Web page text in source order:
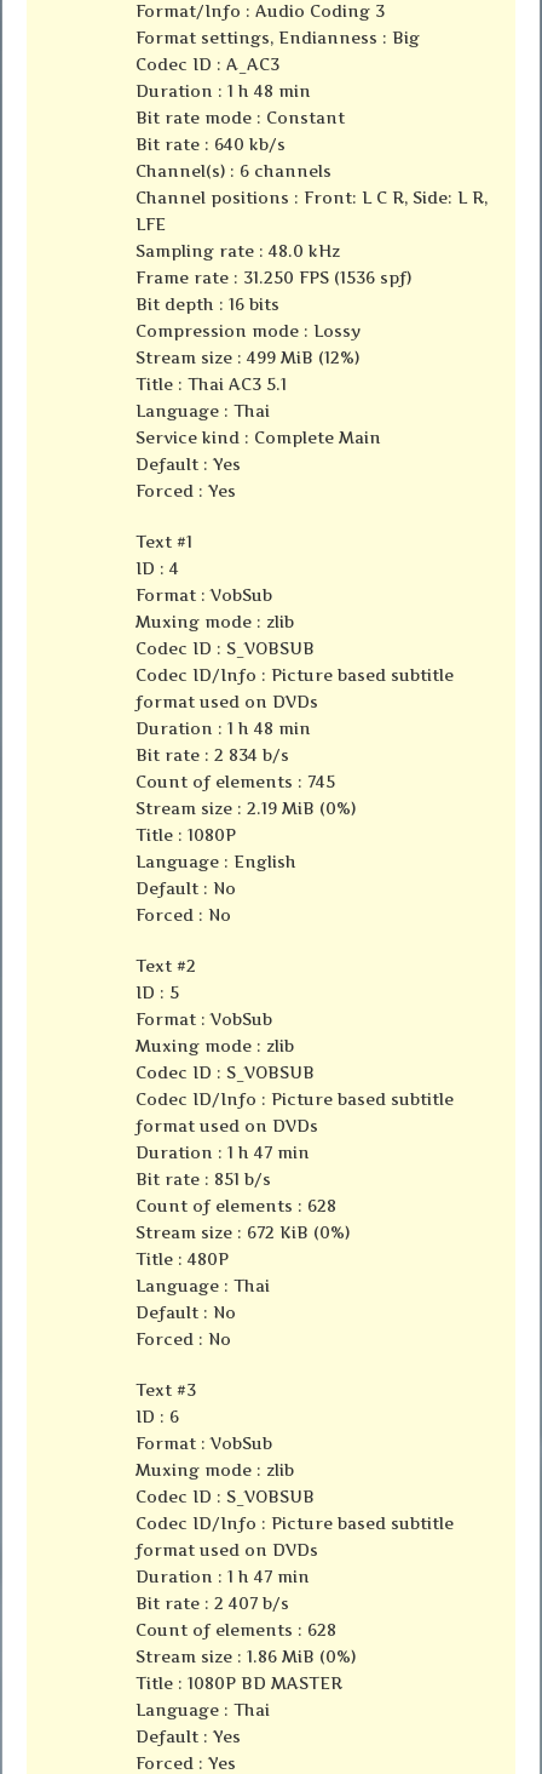
Format/Info : Audio Coding 3
Format settings, Endianness : Big
Codec ID : A_AC3
Duration : 1 h 48 min
Bit rate mode : Constant
Bit rate : 640 kb/s
Channel(s) : 6 channels
Channel positions : Front: L C R, Side: L R,
LFE
Sampling rate : 48.0 kHz
Frame rate : 31.250 FPS (1536 spf)
Bit depth : 16 bits
Compression mode : Lossy
Stream size : 499 MiB (12%)
Title : Thai AC3 5.1
Language : Thai
Service kind : Complete Main
Default : Yes
Forced : Yes
Text #1
ID : 4
Format : VobSub
Muxing mode : zlib
Codec ID : S_VOBSUB
Codec ID/Info : Picture based subtitle
format used on DVDs
Duration : 1 h 48 min
Bit rate : 2 834 b/s
Count of elements : 745
Stream size : 2.19 MiB (0%)
Title : 1080P
Language : English
Default : No
Forced : No
Text #2
ID : 5
Format : VobSub
Muxing mode : zlib
Codec ID : S_VOBSUB
Codec ID/Info : Picture based subtitle
format used on DVDs
Duration : 1 h 47 min
Bit rate : 851 b/s
Count of elements : 628
Stream size : 672 KiB (0%)
Title : 480P
Language : Thai
Default : No
Forced : No
Text #3
ID : 6
Format : VobSub
Muxing mode : zlib
Codec ID : S_VOBSUB
Codec ID/Info : Picture based subtitle
format used on DVDs
Duration : 1 h 47 min
Bit rate : 2 407 b/s
Count of elements : 628
Stream size : 1.86 MiB (0%)
Title : 1080P BD MASTER
Language : Thai
Default : Yes
Forced : Yes